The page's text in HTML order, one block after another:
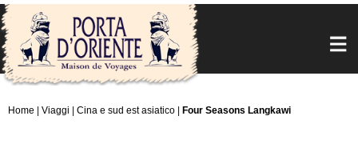
Home Viaggi Cina e sud est asiatico Four Seasons Langkawi